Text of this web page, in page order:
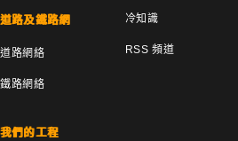
道路及鐵路網
道路網絡
鐵路網絡
我們的工程
冷知識
RSS 頻道